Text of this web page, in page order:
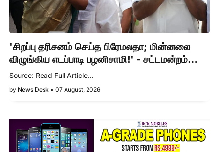
'சிறப்பு தரிசனம் செய்த பிரேமலதா; மின்னலை
விழுங்கிய எடப்பாடி பழனிசாமி!' - சட்டமன்றம்
ஹைலைட்ஸ்!
Source: Read Full Article…
by News Desk • 07 August, 2026